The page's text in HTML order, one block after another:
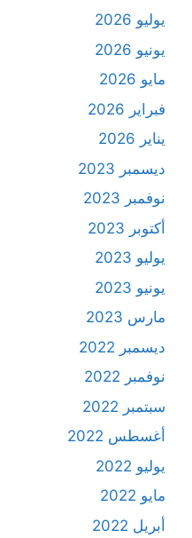
يوليو 2026
يونيو 2026
مايو 2026
فبراير 2026
يناير 2026
ديسمبر 2023
نوفمبر 2023
أكتوبر 2023
يوليو 2023
يونيو 2023
مارس 2023
ديسمبر 2022
نوفمبر 2022
سبتمبر 2022
أغسطس 2022
يوليو 2022
مايو 2022
أبريل 2022